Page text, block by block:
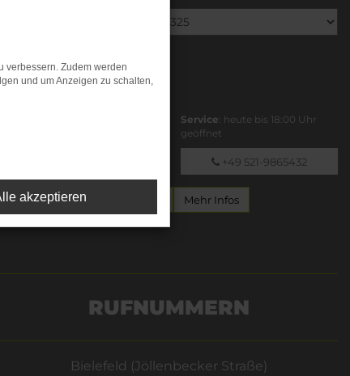
Jöllenbecker Str. 325
33613 Bielefeld
Service: heute bis 18:00 Uhr
geöffnet
+49 521-9865432
Team Anfahrt Mehr Infos
RUFNUMMERN
Bielefeld (Jöllenbecker Straße)
verbessern. Zudem werden
und um Anzeigen zu schalten,
akzeptieren